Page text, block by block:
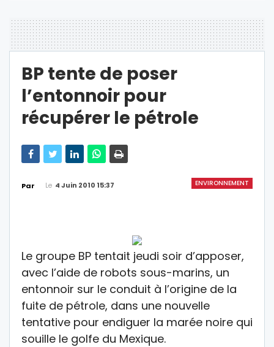
BP tente de poser
l’entonnoir pour
récupérer le pétrole
ENVIRONNEMENT
Par Le 4 Juin 2010 15:37
Le groupe BP tentait jeudi soir d’apposer,
avec l’aide de robots sous-marins, un
entonnoir sur le conduit à l’origine de la
fuite de pétrole, dans une nouvelle
tentative pour endiguer la marée noire qui
souille le golfe du Mexique.